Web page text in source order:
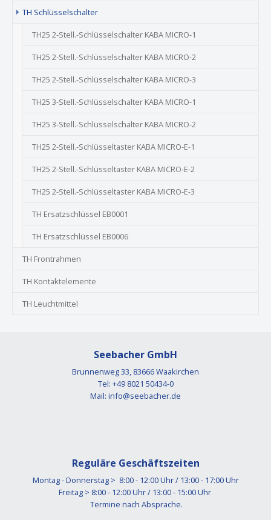
TH Schlüsselschalter(current)
TH25 2-Stell.-Schlüsselschalter KABA MICRO-1
TH25 2-Stell.-Schlüsselschalter KABA MICRO-2
TH25 2-Stell.-Schlüsselschalter KABA MICRO-3
TH25 3-Stell.-Schlüsselschalter KABA MICRO-1
TH25 3-Stell.-Schlüsselschalter KABA MICRO-2
TH25 2-Stell.-Schlüsseltaster KABA MICRO-E-1
TH25 2-Stell.-Schlüsseltaster KABA MICRO-E-2
TH25 2-Stell.-Schlüsseltaster KABA MICRO-E-3
TH Ersatzschlüssel EB0001
TH Ersatzschlüssel EB0006
TH Frontrahmen
TH Kontaktelemente
TH Leuchtmittel
Seebacher GmbH
Brunnenweg 33, 83666 Waakirchen
Tel: +49 8021 50434-0
Mail: info@seebacher.de
Reguläre Geschäftszeiten
Montag - Donnerstag > 8:00 - 12:00 Uhr / 13:00 - 17:00 Uhr
Freitag > 8:00 - 12:00 Uhr / 13:00 - 15:00 Uhr
Termine nach Absprache.